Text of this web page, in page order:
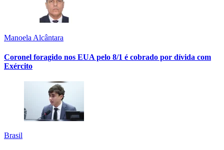
Manoela Alcântara
Coronel foragido nos EUA pelo 8/1 é cobrado por dívida com
Exército
Brasil